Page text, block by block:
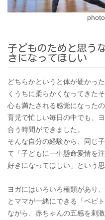
子どものためと思う
きになってほしい
どちらかというと体が硬かっ
くうちに柔らかくなってきた
心も満たされる感覚になったの
育児で忙しい毎日の中でも、
合う時間ができました。
そんな自分の経験から、同じ
て「子どもに一生懸命愛情を
好きになってほしい」という
ヨガにはいろいろ種類があり
とママが一緒にできる「ベビ
ながら、赤ちゃんの五感を刺